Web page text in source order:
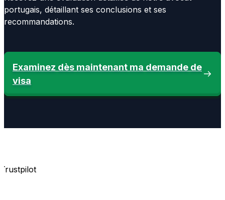
portugais, détaillant ses conclusions et ses
recommandations.
Examinez dès maintenant ma demande de
visa
Trustpilot